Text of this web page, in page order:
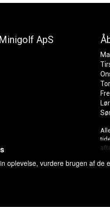
ApS
oplevelse, vurdere brugen af